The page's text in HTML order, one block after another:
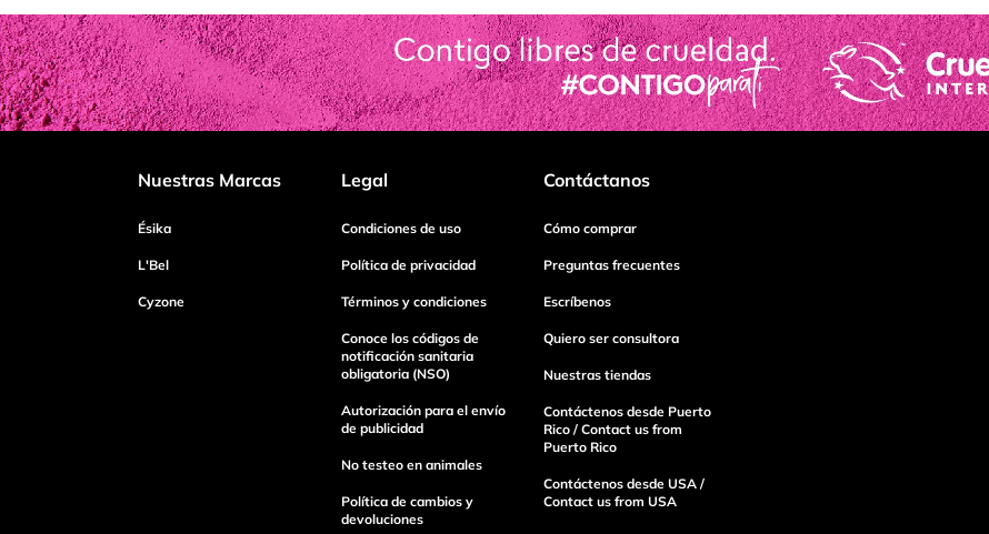
Nuestras Marcas
Ésika
L'Bel
Cyzone
Legal
Condiciones de uso
Política de privacidad
Términos y condiciones
Conoce los códigos de
notificación sanitaria
obligatoria (NSO)
Autorización para el envío
de publicidad
No testeo en animales
Política de cambios y
devoluciones
Contáctanos
Cómo comprar
Preguntas frecuentes
Escríbenos
Quiero ser consultora
Nuestras tiendas
Contáctenos desde Puerto
Rico / Contact us from
Puerto Rico
Contáctenos desde USA /
Contact us from USA